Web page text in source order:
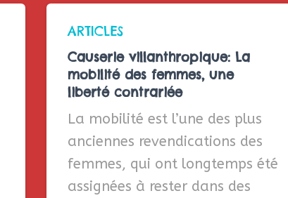
ARTICLES
Causerie villanthropique: La
mobilité des femmes, une
liberté contrariée
La mobilité est l’une des plus
anciennes revendications des
femmes, qui ont longtemps été
assignées à rester dans des